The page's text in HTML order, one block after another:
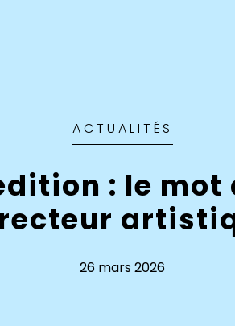
ACTUALITÉS
: le
26 mars 2026